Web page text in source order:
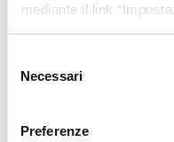
mediante il link
invitiamo a prendere
delNecessari
Preferenze